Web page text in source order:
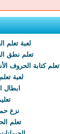
لعبة تعلم
تعلم نطق
تعلم كتابة الحروف
لعبة تعلم
ابطال
نزع
تعلم